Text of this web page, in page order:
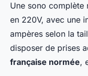
Une sono complète
en 220V, avec une
ampères selon la
disposer de prises
française normée,